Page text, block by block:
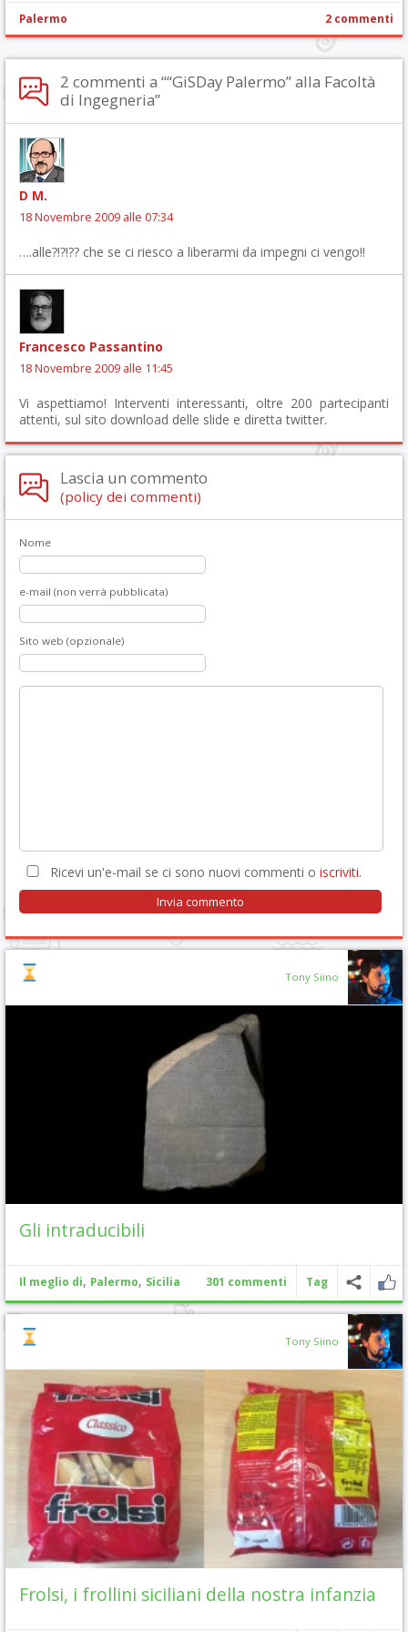
Palermo 2 commenti
2 commenti a ““GiSDay Palermo” alla Facoltà
di Ingegneria”
D M.
18 Novembre 2009 alle 07:34
….alle?!?!?? che se ci riesco a liberarmi da impegni ci vengo!!
Francesco Passantino
18 Novembre 2009 alle 11:45
Vi aspettiamo! Interventi interessanti, oltre 200 partecipanti
attenti, sul sito download delle slide e diretta twitter.
Lascia un commento
(policy dei commenti)
Nome
e-mail (non verrà pubblicata)
Sito web (opzionale)
Ricevi un'e-mail se ci sono nuovi commenti o iscriviti.
Tony Siino
Gli intraducibili
Il meglio di, Palermo, Sicilia 301 commenti Tag
Tony Siino
Frolsi, i frollini siciliani della nostra infanzia